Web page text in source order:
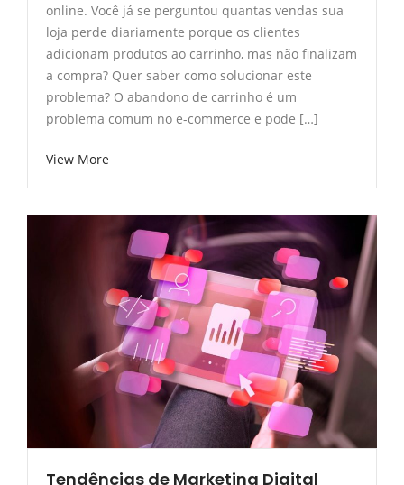
online. Você já se perguntou quantas vendas sua
loja perde diariamente porque os clientes
adicionam produtos ao carrinho, mas não finalizam
a compra? Quer saber como solucionar este
problema? O abandono de carrinho é um
problema comum no e-commerce e pode […]
View More
Tendências de Marketing Digital